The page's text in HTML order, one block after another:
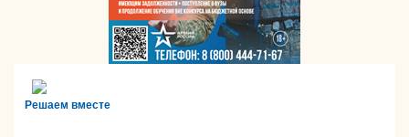
Решаем вместе